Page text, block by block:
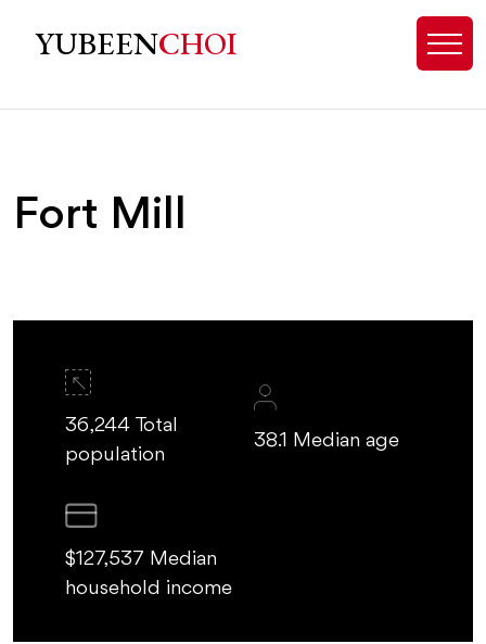
Fort Mill, SC Homes for Sale -
YUBEENCHOI
Fort Mill
36,244 Total
population
38.1 Median age
$127,537 Median
household income